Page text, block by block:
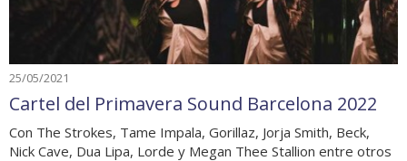
25/05/2021
Cartel del Primavera Sound Barcelona 2022
Con The Strokes, Tame Impala, Gorillaz, Jorja Smith, Beck,
Nick Cave, Dua Lipa, Lorde y Megan Thee Stallion entre otros